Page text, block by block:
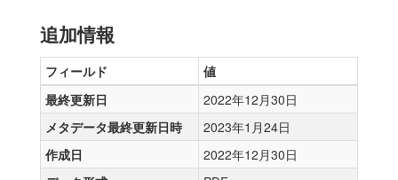
追加情報
フィールド
値
最終更新日
2022年12月30日
メタデータ最終更新日時
2023年1月24日
作成日
2022年12月30日